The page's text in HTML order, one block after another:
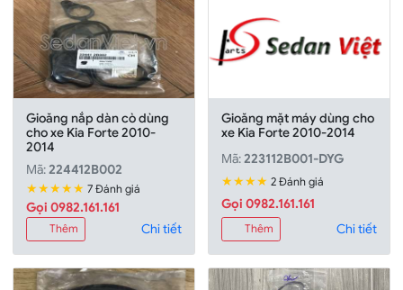
Gioăng nắp dàn cò dùng
cho xe Kia Forte 2010-
2014
Mã:224412B002
★★★★★ 7 Đánh giá
Gọi 0982.161.161
Thêm Chi tiết
Gioăng mặt máy dùng cho
xe Kia Forte 2010-2014
Mã:223112B001-DYG
★★★★ 2 Đánh giá
Gọi 0982.161.161
Thêm Chi tiết